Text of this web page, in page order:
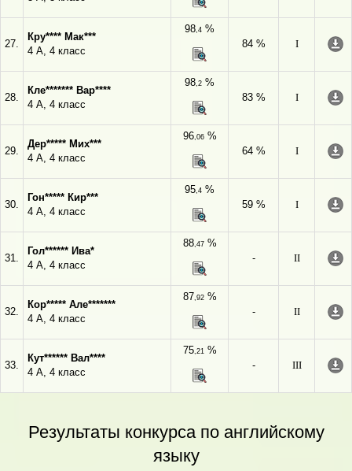
27.
Кру**** Мак***
4 А, 4 класс
98,4 %
84 %
I
28.
Кле******* Вар****
4 А, 4 класс
98,2 %
83 %
I
29.
Дер***** Мих***
4 А, 4 класс
96,06%
64 %
I
30.
Гон***** Кир***
4 А, 4 класс
95,4 %
59 %
I
31.
Гол****** Ива*
4 А, 4 класс
88,47%
-
II
32.
Кор***** Але*******
4 А, 4 класс
87,92%
-
II
33.
Кут****** Вал****
4 А, 4 класс
75,21%
-
III
Результаты конкурса по английскому
языку